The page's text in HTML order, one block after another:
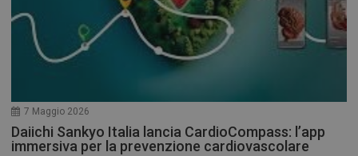
7 Maggio 2026
Daiichi Sankyo Italia lancia CardioCompass: l’app
immersiva per la prevenzione cardiovascolare